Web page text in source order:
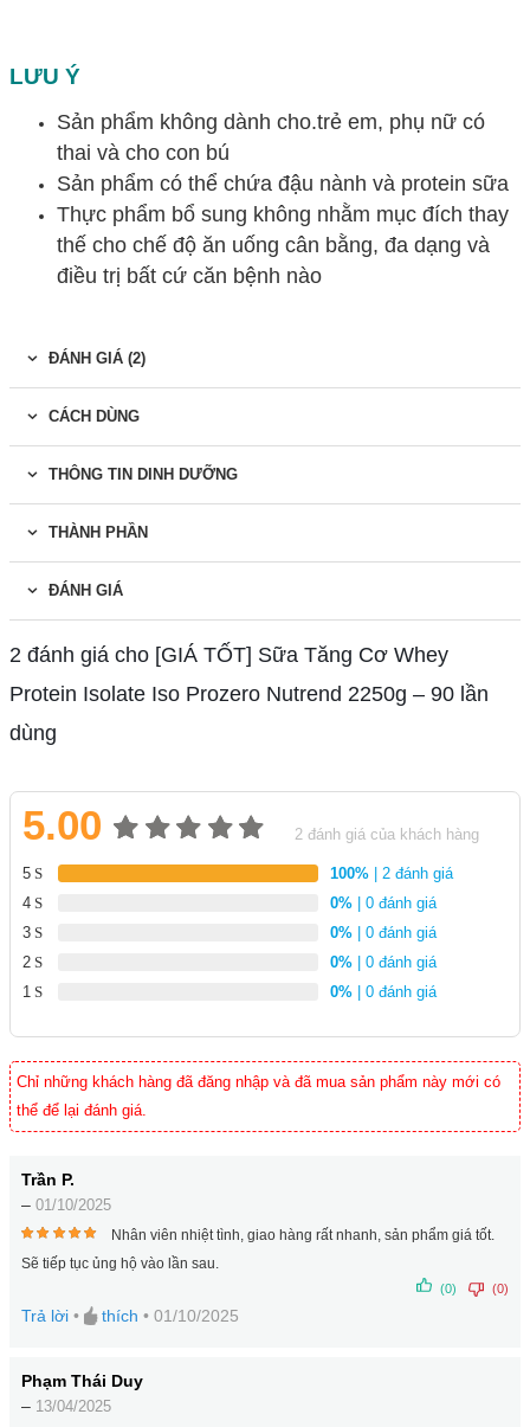
LƯU Ý
Sản phẩm không dành cho.trẻ em, phụ nữ có
thai và cho con bú
Sản phẩm có thể chứa đậu nành và protein sữa
Thực phẩm bổ sung không nhằm mục đích thay
thế cho chế độ ăn uống cân bằng, đa dạng và
điều trị bất cứ căn bệnh nào
ĐÁNH GIÁ (2)
CÁCH DÙNG
THÔNG TIN DINH DƯỠNG
THÀNH PHẦN
ĐÁNH GIÁ
2 đánh giá cho [GIÁ TỐT] Sữa Tăng Cơ Whey
Protein Isolate Iso Prozero Nutrend 2250g – 90 lần
dùng
5.00
5.00
2
2đánh giá của khách hàng
5 100% | 2 đánh giá
4
0% | 0 đánh giá
3
0% | 0 đánh giá
2
0% | 0 đánh giá
1
0% | 0 đánh giá
Chỉ những khách hàng đã đăng nhập và đã mua sản phẩm này mới có
thể để lại đánh giá.
Trần P.
– 01/10/2025
trên
5
Nhân viên nhiệt tình, giao hàng rất nhanh, sản phẩm giá tốt.
Sẽ tiếp tục ủng hộ vào lần sau.
(0) (0)
Trả lời • thích • 01/10/2025
Phạm Thái Duy
– 13/04/2025